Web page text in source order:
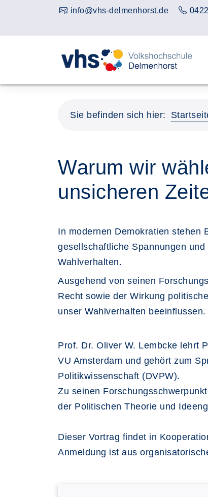
info@vhs-delmenhorst.de
Sie befinden sich hier:
Warum wir
unsicheren
In modernen Demokratien stehen
gesellschaftliche Spannungen
Wahlverhalten.
Ausgehend von seinen
Recht sowie der Wirkung
unser Wahlverhalten beeinflussen.
Prof. Dr. Oliver W. Lembcke lehrt
VU Amsterdam und gehört zum
Politikwissenschaft (DVPW).
Zu seinen
der Politischen Theorie und
Dieser Vortrag findet in
Anmeldung ist aus